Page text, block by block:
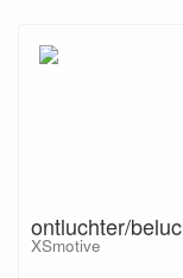
ontluchter/
XSmotive